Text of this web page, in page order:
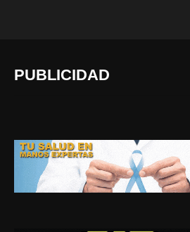
PUBLICIDAD